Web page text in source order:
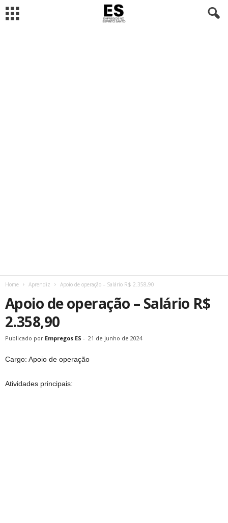
Home Aprendiz Apoio de operação – Salário R$ 2.358,90
Apoio de operação – Salário R$
2.358,90
Publicado por Empregos ES - 21 de junho de 2024
Cargo: Apoio de operação
Atividades principais: